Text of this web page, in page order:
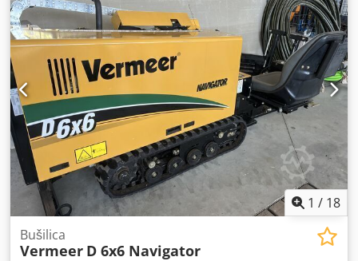
1 / 18
Bušilica
Vermeer D 6x6 Navigator